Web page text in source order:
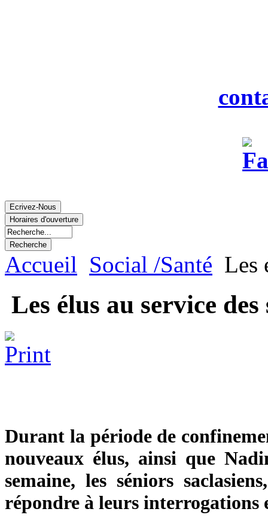
Accueil Social /Santé Les
Les élus au service des
Durant la période de
nouveaux élus, ainsi que
semaine, les séniors
répondre à leurs interrogations